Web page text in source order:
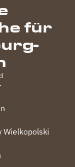
für
Wielkopolski